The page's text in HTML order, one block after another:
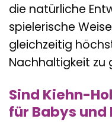
die natürliche
spielerische
gleichzeitig
Nachhaltigkeit zu
Sind Kiehn-
für Babys und